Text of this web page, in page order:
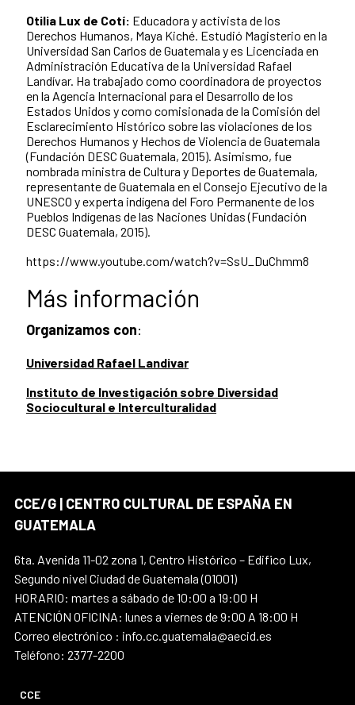
Otilia Lux de Cotí: Educadora y activista de los
Derechos Humanos, Maya Kiché. Estudió Magisterio en la
Universidad San Carlos de Guatemala y es Licenciada en
Administración Educativa de la Universidad Rafael
Landívar. Ha trabajado como coordinadora de proyectos
en la Agencia Internacional para el Desarrollo de los
Estados Unidos y como comisionada de la Comisión del
Esclarecimiento Histórico sobre las violaciones de los
Derechos Humanos y Hechos de Violencia de Guatemala
(Fundación DESC Guatemala, 2015). Asimismo, fue
nombrada ministra de Cultura y Deportes de Guatemala,
representante de Guatemala en el Consejo Ejecutivo de la
UNESCO y experta indígena del Foro Permanente de los
Pueblos Indígenas de las Naciones Unidas (Fundación
DESC Guatemala, 2015).
https://www.youtube.com/watch?v=SsU_DuChmm8
Más información
Organizamos con:
Universidad Rafael Landivar
Instituto de Investigación sobre Diversidad
Sociocultural e Interculturalidad
CCE/G | CENTRO CULTURAL DE ESPAÑA EN
GUATEMALA
6ta. Avenida 11-02 zona 1, Centro Histórico – Edifico Lux,
Segundo nivel Ciudad de Guatemala (01001)
HORARIO: martes a sábado de 10:00 a 19:00 H
ATENCIÓN OFICINA: lunes a viernes de 9:00 A 18:00 H
Correo electrónico : info.cc.guatemala@aecid.es
Teléfono: 2377-2200
CCE